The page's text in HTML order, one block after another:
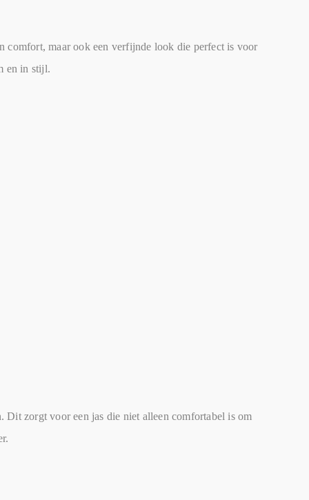
comfort, maar ook een verfijnde look die perfect is voor
en in stijl.
zorgt voor een jas die niet alleen comfortabel is om